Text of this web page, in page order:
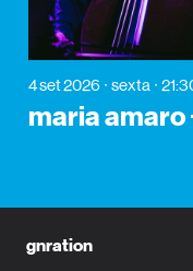
4 set 2026 sexta
maria amaro
gnration